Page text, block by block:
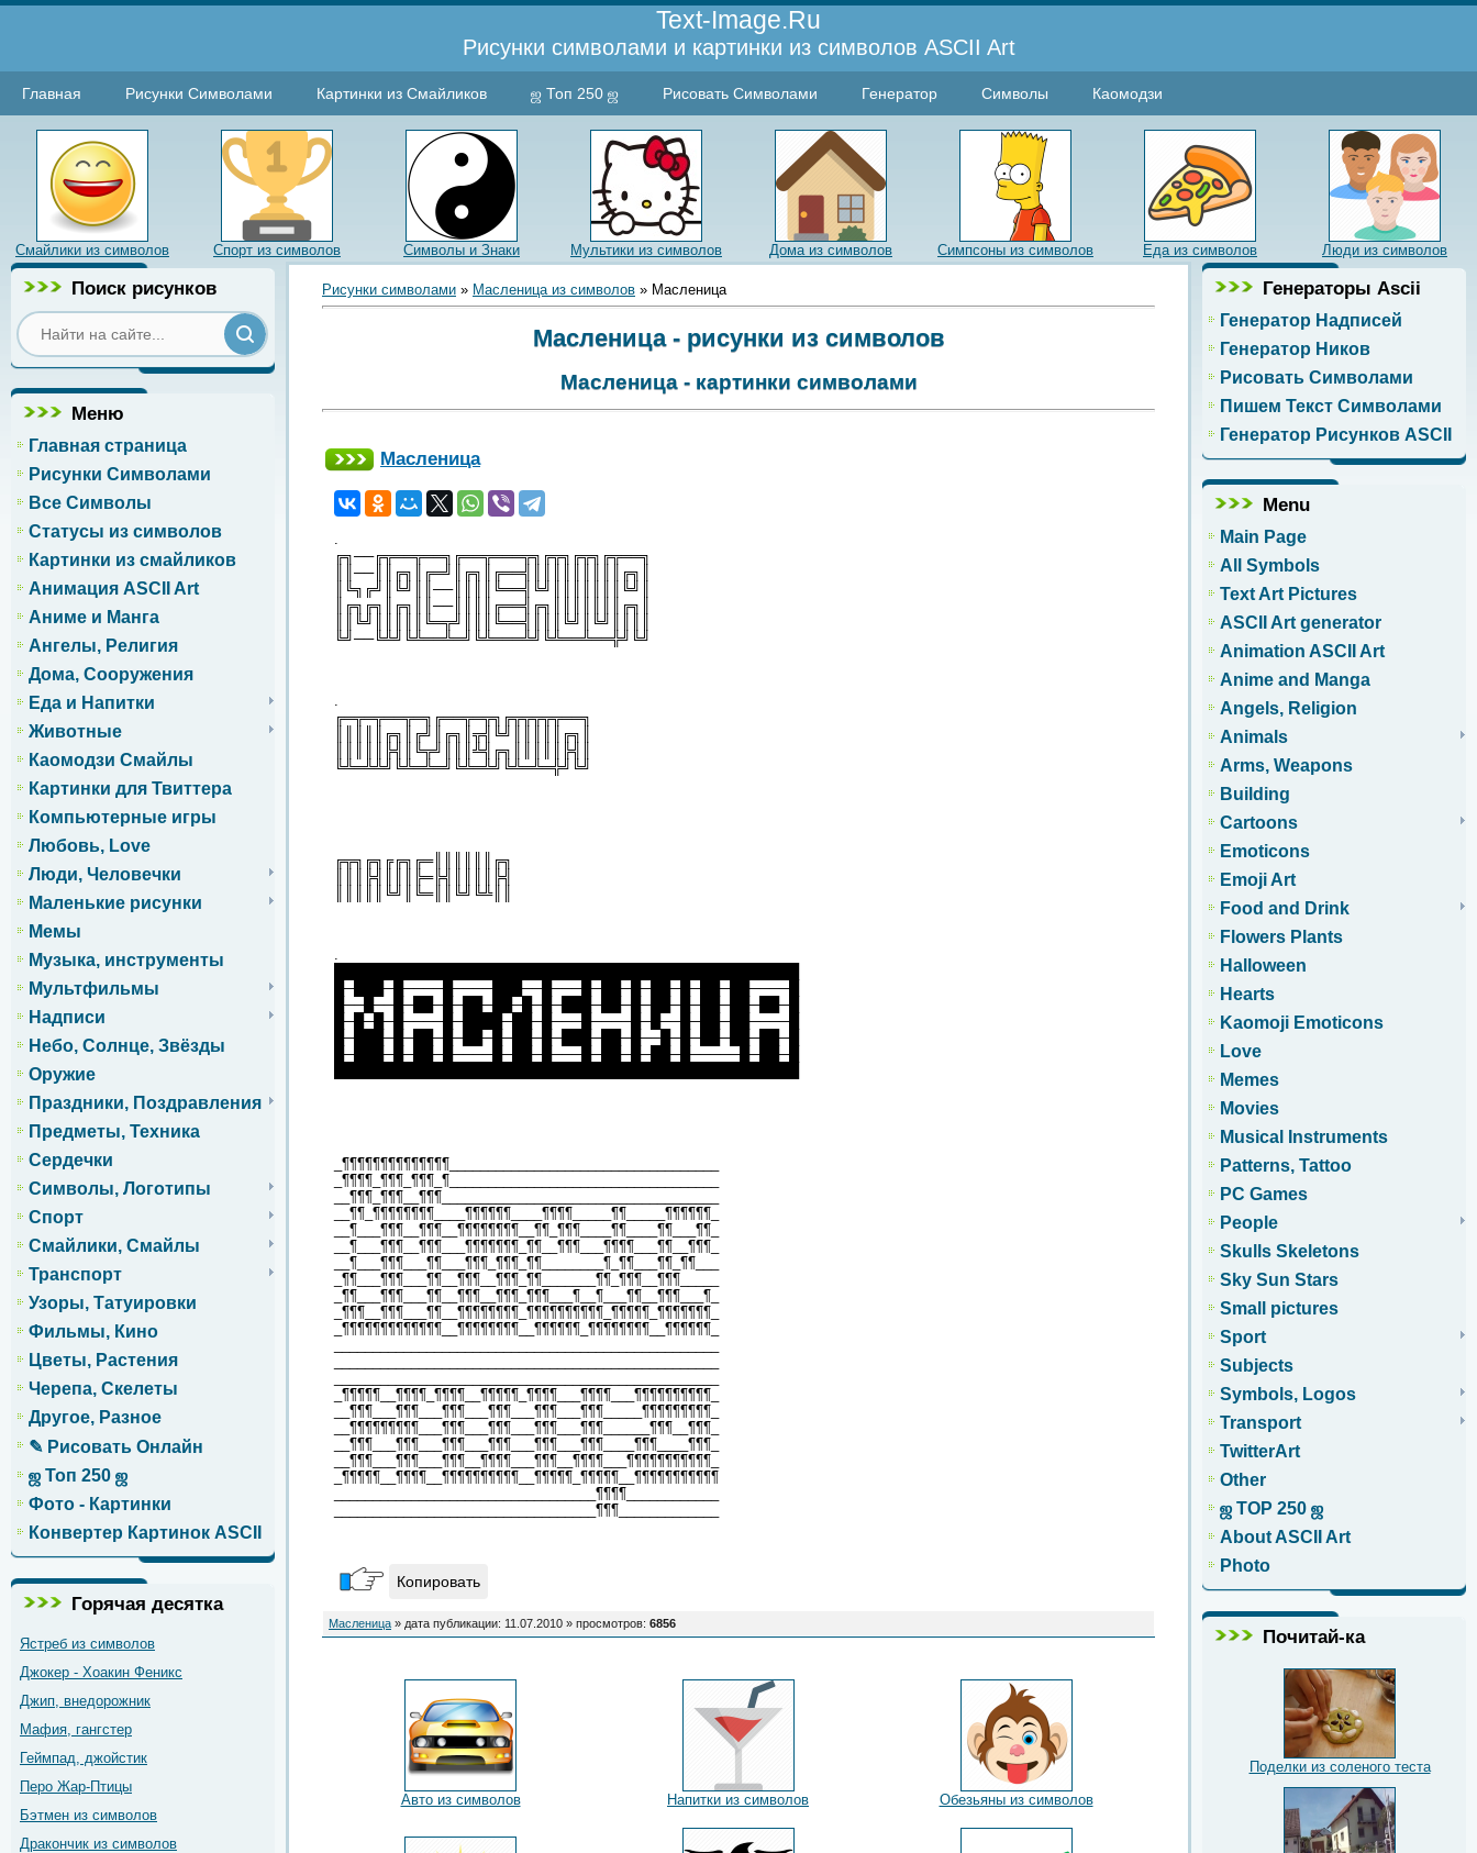
Text-Image.Ru
Рисунки символами и картинки из символов ASCII Art
Главная Рисунки Символами Картинки из Смайликов ஜ Топ 250 ஜ Рисовать Символами Генератор Символы Каомодзи
Смайлики из символов Спорт из символов Символы и Знаки Мультики из символов Дома из символов Симпсоны из символов Еда из символов Люди из символов
Поиск рисунков
Меню
Главная страница
Рисунки Символами
Все Символы
Статусы из символов
Картинки из смайликов
Анимация ASCII Art
Аниме и Манга
Ангелы, Религия
Дома, Сооружения
Еда и Напитки
Животные
Каомодзи Смайлы
Картинки для Твиттера
Компьютерные игры
Любовь, Love
Люди, Человечки
Маленькие рисунки
Мемы
Музыка, инструменты
Мультфильмы
Надписи
Небо, Солнце, Звёзды
Оружие
Праздники, Поздравления
Предметы, Техника
Сердечки
Символы, Логотипы
Спорт
Смайлики, Смайлы
Транспорт
Узоры, Татуировки
Фильмы, Кино
Цветы, Растения
Черепа, Скелеты
Другое, Разное
✎ Рисовать Онлайн
ஜ Топ 250 ஜ
Фото - Картинки
Конвертер Картинок ASCII
Горячая десятка
Ястреб из символов
Джокер - Хоакин Феникс
Джип, внедорожник
Мафия, гангстер
Геймпад, джойстик
Перо Жар-Птицы
Бэтмен из символов
Дракончик из символов
Рисунки символами » Масленица из символов » Масленица
Масленица - рисунки из символов
Масленица - картинки символами
Масленица
.
╔╗──╔╦══╦══╗╔══╦═══╦╗╔╦╗╔╦╗╔╦══╗
║║──║║╔╗║╔═╝║╔╗║╔══╣║║║║║║║║║╔╗║
║╚╗╔╝║╚╝║║──║║║║╚══╣╚╝║║║║║║║╚╝║
║╔╗╔╗║╔╗║║──║║║║╔══╣╔╗║║║║║║║╔╗║
║║╚╝║║║║║╚═╦╝║║║╚══╣║║║╚╝║╚╝║║║║
╚╝──╚╩╝╚╩══╩═╝╚╩═══╩╝╚╩══╩══╬╝╚╝
╔═╦═╦══╦═╗╔══╦═╦╗╔╦╦╦╦╦══╗
║║║║║╔╗║╔╝║╔╗║╦╣╚╝║║║║║╔╗║
║║║║║╠╣║╚╦╝║║║╩╣╔╗║║║║║╠╣║
╚╩═╩╩╝╚╩═╩═╝╚╩═╩╝╚╩═╩═╬╝╚╝
╔╦╗╔╗╔╔╗╔═║║║║║║╔╗
║║║╠╣║║║╠═╠╣║║║║╠╣
║║║║║╚╝║╚═║║╚╝╚╩║║
.
█─███─█────█────███──█───█─██─█─██─█─██─██────█
█──█──█─██─█─██─██─█─█─███─██─█─██─█─██─██─██─█
█─█─█─█────█─████─██─█───█────█─█──█─██─██────█
█─███─█─██─█─██─█─██─█─███─██─█──█─█─██─██─██─█
█─███─█─██─█────█─██─█───█─██─█─██─█─────█─██─█
_¶¶¶¶¶¶¶¶¶¶¶¶¶¶___________________________________
_¶¶¶¶_¶¶¶_¶¶¶_¶___________________________________
__¶¶¶_¶¶¶__¶¶¶____________________________________
__¶¶_¶¶¶¶¶¶¶¶____¶¶¶¶¶¶____¶¶¶¶_____¶¶_____¶¶¶¶¶¶_
__¶___¶¶¶__¶¶¶__¶¶¶¶¶¶¶¶__¶¶_¶¶¶____¶¶____¶¶___¶¶_
__¶___¶¶¶__¶¶¶___¶¶¶¶¶¶¶_¶¶__¶¶¶___¶¶¶¶___¶¶__¶¶¶_
__¶___¶¶¶___¶¶___¶¶¶_¶¶¶_¶¶________¶_¶¶___¶¶_¶¶___
_¶¶___¶¶¶___¶¶__¶¶¶__¶¶¶_¶¶_______¶¶_¶¶¶__¶¶¶_____
_¶¶___¶¶¶___¶¶__¶¶¶__¶¶¶_¶¶¶___¶__¶___¶¶__¶¶¶___¶_
_¶¶¶__¶¶¶___¶¶__¶¶¶¶¶¶¶¶_¶¶¶¶¶¶¶¶¶¶_¶¶¶¶¶_¶¶¶¶¶¶¶_
_¶¶¶¶¶¶¶¶¶¶¶¶¶__¶¶¶¶¶¶¶¶__¶¶¶¶¶¶_¶¶¶¶¶¶¶¶__¶¶¶¶¶¶_
_¶¶¶¶¶__¶¶¶¶_¶¶¶¶__¶¶¶¶¶_¶¶¶¶___¶¶¶¶___¶¶¶¶¶¶¶¶¶¶_
__¶¶¶___¶¶¶___¶¶¶___¶¶¶___¶¶¶___¶¶¶_____¶¶¶¶¶¶¶¶¶_
__¶¶¶¶¶¶¶¶¶___¶¶¶___¶¶¶___¶¶¶___¶¶¶______¶¶¶__¶¶¶_
__¶¶¶___¶¶¶___¶¶¶___¶¶¶___¶¶¶___¶¶¶____¶¶¶____¶¶¶_
__¶¶¶___¶¶¶___¶¶¶__¶¶¶¶___¶¶¶__¶¶¶¶___¶¶¶¶¶¶¶¶¶¶¶_
_¶¶¶¶¶__¶¶¶¶__¶¶¶¶¶¶¶¶¶¶__¶¶¶¶¶_¶¶¶¶¶__¶¶¶¶¶¶¶¶¶¶¶
__________________________________¶¶¶¶____________
__________________________________¶¶¶_____________
Копировать
Масленица » дата публикации: 11.07.2010 » просмотров: 6856
Авто из символов Напитки из символов Обезьяны из символов
Генераторы Ascii
Генератор Надписей
Генератор Ников
Рисовать Символами
Пишем Текст Символами
Генератор Рисунков ASCII
Menu
Main Page
All Symbols
Text Art Pictures
ASCII Art generator
Animation ASCII Art
Anime and Manga
Angels, Religion
Animals
Arms, Weapons
Building
Cartoons
Emoticons
Emoji Art
Food and Drink
Flowers Plants
Halloween
Hearts
Kaomoji Emoticons
Love
Memes
Movies
Musical Instruments
Patterns, Tattoo
PC Games
People
Skulls Skeletons
Sky Sun Stars
Small pictures
Sport
Subjects
Symbols, Logos
Transport
TwitterArt
Other
ஜ TOP 250 ஜ
About ASCII Art
Photo
Почитай-ка
Поделки из соленого теста